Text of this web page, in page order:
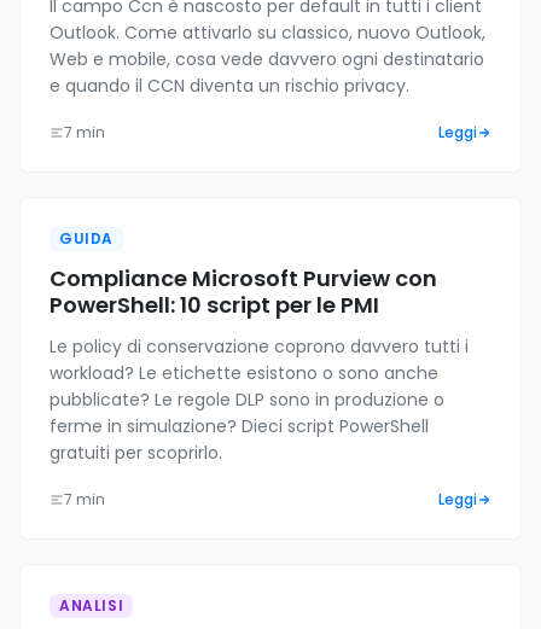
Il campo Ccn è nascosto per default in tutti i client
Outlook. Come attivarlo su classico, nuovo Outlook,
Web e mobile, cosa vede davvero ogni destinatario
e quando il CCN diventa un rischio privacy.
7 min Leggi
GUIDA
Compliance Microsoft Purview con
PowerShell: 10 script per le PMI
Le policy di conservazione coprono davvero tutti i
workload? Le etichette esistono o sono anche
pubblicate? Le regole DLP sono in produzione o
ferme in simulazione? Dieci script PowerShell
gratuiti per scoprirlo.
7 min Leggi
ANALISI